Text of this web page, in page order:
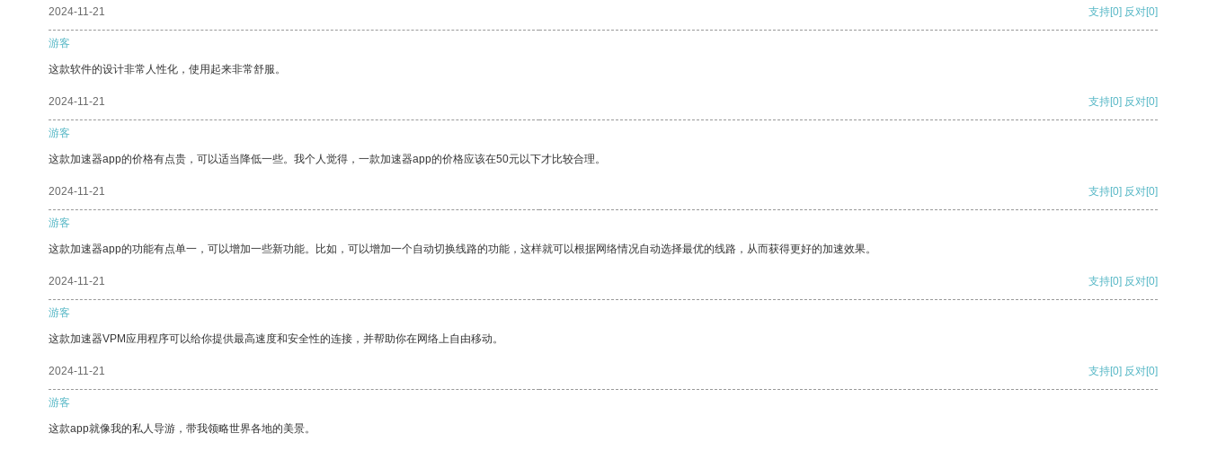
2024-11-21 支持[0] 反对[0]
游客
这款软件的设计非常人性化，使用起来非常舒服。
2024-11-21 支持[0] 反对[0]
游客
这款加速器app的价格有点贵，可以适当降低一些。我个人觉得，一款加速器app的价格应该在50元以下才比较合理。
2024-11-21 支持[0] 反对[0]
游客
这款加速器app的功能有点单一，可以增加一些新功能。比如，可以增加一个自动切换线路的功能，这样就可以根据网络情况自动选择最优的线路，从而获得更好的加速效果。
2024-11-21 支持[0] 反对[0]
游客
这款加速器VPM应用程序可以给你提供最高速度和安全性的连接，并帮助你在网络上自由移动。
2024-11-21 支持[0] 反对[0]
游客
这款app就像我的私人导游，带我领略世界各地的美景。